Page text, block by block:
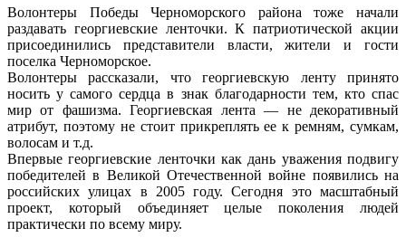
Волонтеры Победы Черноморского района тоже начали
раздавать георгиевские ленточки. К патриотической акции
присоединились представители власти, жители и гости
поселка Черноморское.
Волонтеры рассказали, что георгиевскую ленту принято
носить у самого сердца в знак благодарности тем, кто спас
мир от фашизма. Георгиевская лента — не декоративный
атрибут, поэтому не стоит прикреплять ее к ремням, сумкам,
волосам и т.д.
Впервые георгиевские ленточки как дань уважения подвигу
победителей в Великой Отечественной войне появились на
российских улицах в 2005 году. Сегодня это масштабный
проект, который объединяет целые поколения людей
практически по всему миру.